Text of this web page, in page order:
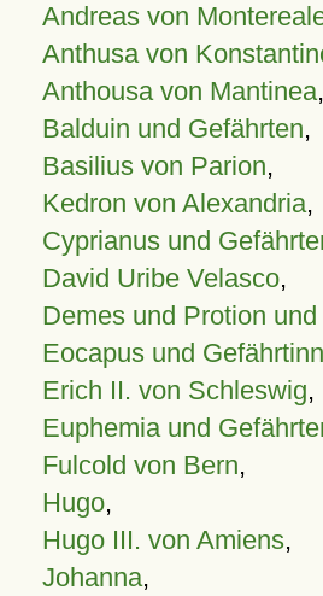
Andreas von
Anthusa von
Anthousa von Mantinea,
Balduin und Gefährten,
Basilius von Parion,
Kedron von Alexandria,
Cyprianus und
David Uribe Velasco,
Demes und Protion
Eocapus und
Erich II. von Schleswig,
Euphemia und
Fulcold von Bern,
Hugo,
Hugo III. von Amiens,
Johanna,